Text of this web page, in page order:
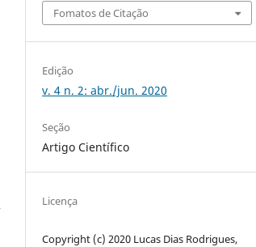
Fomatos de Citação
Edição
v. 4 n. 2: abr./jun. 2020
Seção
Artigo Científico
Licença
Copyright (c) 2020 Lucas Dias Rodrigues,